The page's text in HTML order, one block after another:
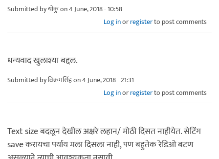
Submitted byयोकुon 4 June, 2018 - 10:58
Log inorregisterto post comments
धन्यवाद खुलाश्या बद्दल.
Submitted byविक्रमसिंहon 4 June, 2018 - 21:31
Log inorregisterto post comments
Text size बदलून देखील अक्षरे लहान/ मोठी दिसत नाहीयेत. सेटिंग
save करायचा पर्याय मला दिसला नाही, पण बहुतेक रेडिओ बटण